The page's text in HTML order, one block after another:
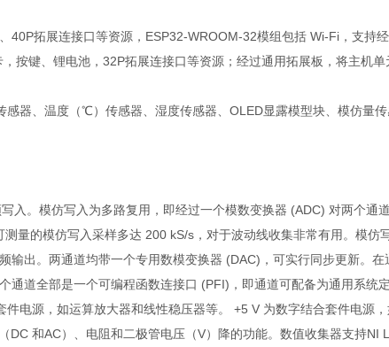
拓展连接口等资源，ESP32-WROOM-32模组包括 Wi-Fi，支持
按键、锂电池，32P拓展连接口等资源；经过通用拓展板，将主机
器、温度（℃）传感器、湿度传感器、OLED显露模型块、模仿量
。模仿写入为多路复用，即经过一个模数变换器 (ADC) 对两个通
量的模仿写入采样多达 200 kS/s，对于波动线收集非常有用。模仿
出。两通道均带一个专用数模变换器 (DAC)，可实行同步更新。
道全部是一个可编程函数连接口 (PFI)，即通道可配备为通用系统
电源，如运算放大器和线性稳压器等。 +5 V 为数字结合套件电源
和AC）、电阻和二极管电压（V）降的功能。数值收集器支持NI